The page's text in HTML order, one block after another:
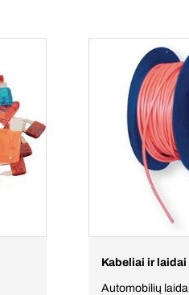
Kabeliai ir laidai
Automobilių